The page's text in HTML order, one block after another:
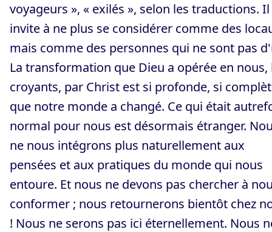
voyageurs », « exilés », selon les traductions.
invite à ne plus se considérer comme des
mais comme des personnes qui ne sont pas
La transformation que Dieu a opérée en nous,
croyants, par Christ est si profonde, si
que notre monde a changé. Ce qui était
normal pour nous est désormais étranger.
ne nous intégrons plus naturellement aux
pensées et aux pratiques du monde qui nous
entoure. Et nous ne devons pas chercher à
conformer ; nous retournerons bientôt chez
! Nous ne serons pas ici éternellement. Nous